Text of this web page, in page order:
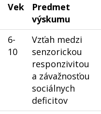
Vek
Predmet
výskumu
6-
10
Vzťah medzi
senzorickou
responzivitou
a závažnosťou
sociálnych
deficitov